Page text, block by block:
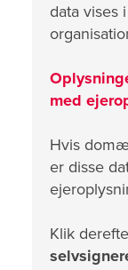
data vises
med
Hvis
er disse
Klik